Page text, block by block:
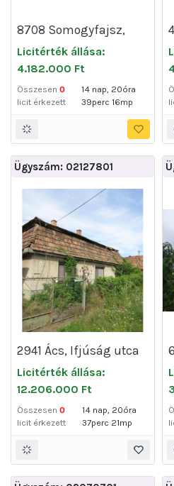
8708 Somogyfajsz,
Petőfi Sándor utca 82.
Licitérték állása:
4.182.000 Ft
Összesen 0
licit érkezett
14 nap, 20óra
39perc 16mp
Ügyszám: 02127801
2941 Ács, Ifjúság utca
40.
Licitérték állása:
12.206.000 Ft
Összesen 0
licit érkezett
14 nap, 20óra
37perc 21mp